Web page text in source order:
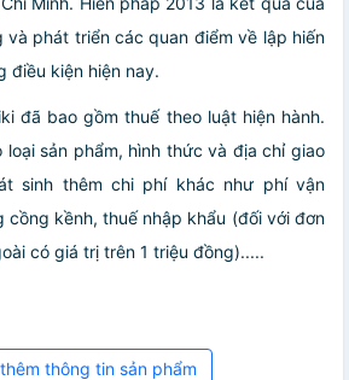
phát triển các quan điểm về lập hiến
điều kiện hiện nay.
đã bao gồm thuế theo luật hiện hành.
loại sản phẩm, hình thức và địa chỉ giao
sinh thêm chi phí khác như phí vận
cồng kềnh, thuế nhập khẩu (đối với đơn
có giá trị trên 1 triệu đồng).....
thông tin sản phẩm